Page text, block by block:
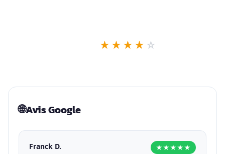
★ ★ ★ ★ ☆
🌐Avis Google
Franck D. ★★★★★